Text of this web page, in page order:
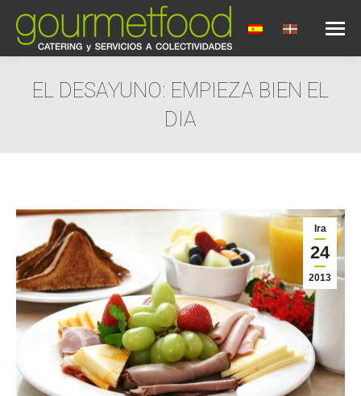
EL DESAYUNO: EMPIEZA BIEN EL
DIA
Ira
24
2013